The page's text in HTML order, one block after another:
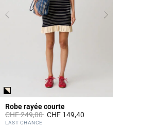
Robe rayée courte
Prix réduit à partir de
CHF 249,00àCHF 149,40
5 out of 5 Customer Rating
LAST CHANCE